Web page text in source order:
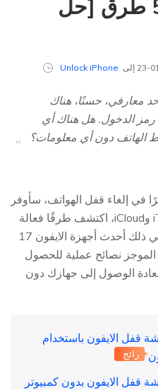
باستخدام أفضل 5 طرق [حل
Unlock iPhone
ايفون 11 من أحد معارفي، حسنًا، هناك
الدخول. هل هناك أي
الهاتف دون أي معلومات؟
في إلغاء قفل الهواتف، سأوفر
لك حلولًا بسيطة. بعيدًا عن iTunes وiCloud، اكتشف طرقًا فعالة
، بما في ذلك أحدث أجهزة الايفون 17
الموجز نصائح عملية للحصول
الوصول إلى جهازك دون
شاشة قفل الايفون باستخدام
رائج
شاشة قفل الايفون بدون كمبيوتر